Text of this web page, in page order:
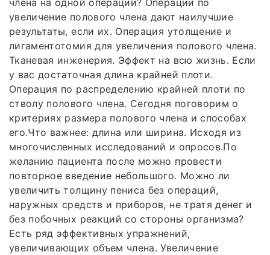
члена на одной операции? Операции по
увеличение полового члена дают наилучшие
результаты, если их. Операция утолщение и
лигаментотомия для увеличения полового члена.
Тканевая инженерия. Эффект на всю жизнь. Если
у вас достаточная длина крайней плоти.
Операция по распределению крайней плоти по
стволу полового члена. Сегодня поговорим о
критериях размера полового члена и способах
его.Что важнее: длина или ширина. Исходя из
многочисленных исследований и опросов.По
желанию пациента после можно провести
повторное введение небольшого. Можно ли
увеличить толщину пениса без операций,
наружных средств и приборов, не тратя денег и
без побочных реакций со стороны организма?
Есть ряд эффективных упражнений,
увеличивающих объем члена. Увеличение